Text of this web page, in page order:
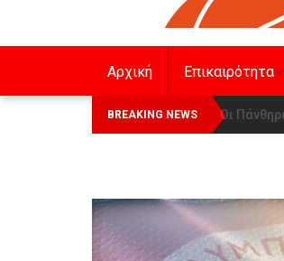
Αρχική Επικαιρότητα
BREAKING NEWS Οι